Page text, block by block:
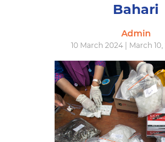
Bahari
Admin
10 March 2024 | March